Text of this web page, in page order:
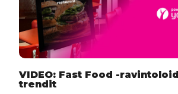
VIDEO: Fast Food -
trendit